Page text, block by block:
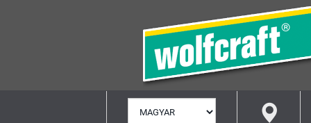
KIVÁLASZTÁSA